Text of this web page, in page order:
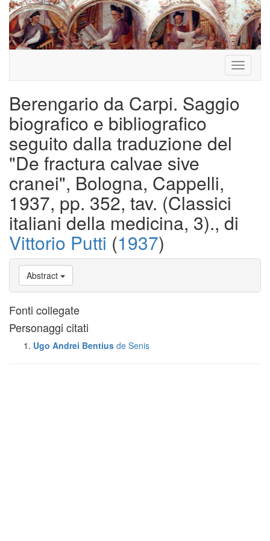
Toggle
Berengario da Carpi. Saggio
biografico e bibliografico
seguito dalla traduzione del
"De fractura calvae sive
cranei", Bologna, Cappelli,
1937, pp. 352, tav. (Classici
italiani della medicina, 3)., di
Vittorio Putti (1937)
Abstract
Fonti collegate
Personaggi citati
Ugo Andrei Bentius de Senis